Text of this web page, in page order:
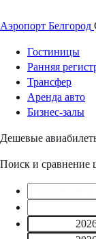
Аэропорт Белгород
Гостиницы
Ранняя
Трансфер
Аренда авто
Бизнес-залы
Дешевые
Поиск и сравнение